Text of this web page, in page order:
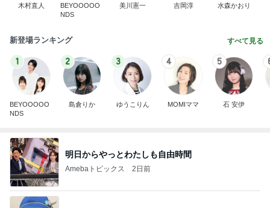
木村直人
BEYOOOOO
NDS
美川憲一 吉岡淳 水森かおり
新登場ランキング すべて見る
1
BEYOOOOO
NDS
2
島倉りか
3
ゆうこりん
4
MOMIママ
5
石 安伊
明日からやっとわたしも自由時間
Amebaトピックス 2日前